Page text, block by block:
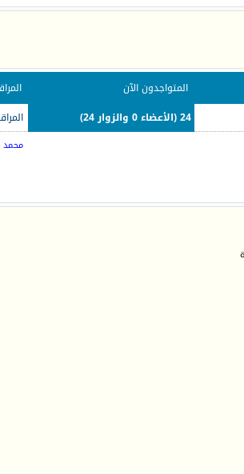
المتواجدون الآن
24 (الأعضاء 0 والزوار 24)